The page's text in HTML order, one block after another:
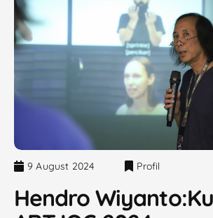
9 August 2024 Profil
Hendro